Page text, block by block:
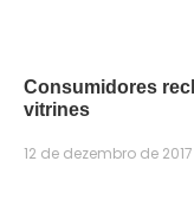
Consumidores
vitrines
12 de dezembro de 2017